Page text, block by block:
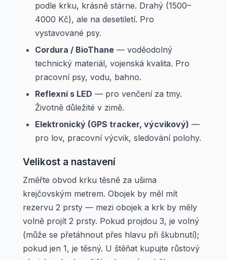
podle krku, krásně stárne. Drahý (1500–
4000 Kč), ale na desetiletí. Pro
vystavované psy.
Cordura / BioThane — voděodolný
technický materiál, vojenská kvalita. Pro
pracovní psy, vodu, bahno.
Reflexní s LED — pro venčení za tmy.
Životně důležité v zimě.
Elektronický (GPS tracker, výcvikový) —
pro lov, pracovní výcvik, sledování polohy.
Velikost a nastavení
Změřte obvod krku těsně za ušima
krejčovským metrem. Obojek by měl mít
rezervu 2 prsty — mezi obojek a krk by měly
volně projít 2 prsty. Pokud projdou 3, je volný
(může se přetáhnout přes hlavu při škubnutí);
pokud jen 1, je těsný. U štěňat kupujte růstový